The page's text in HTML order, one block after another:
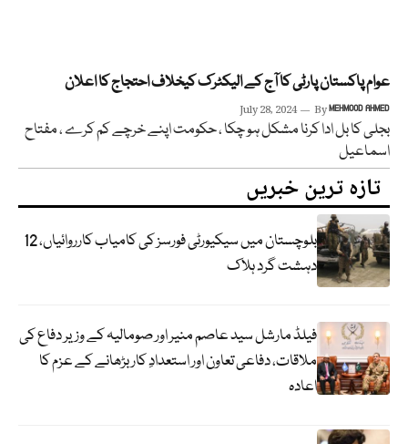
عوام پاکستان پارٹی کا آج کے الیکٹرک کیخلاف احتجاج کا اعلان
July 28, 2024 ByMEHMOOD AHMED
بجلی کا بل ادا کرنا مشکل ہو چکا ، حکومت اپنے خرچے کم کرے ، مفتاح
اسماعیل
تازہ ترین خبریں
بلوچستان میں سیکیورٹی فورسز کی کامیاب کارروائیاں، 12
دہشت گرد ہلاک
فیلڈ مارشل سید عاصم منیر اور صومالیہ کے وزیر دفاع کی
ملاقات، دفاعی تعاون اور استعدادِ کار بڑھانے کے عزم کا
اعادہ